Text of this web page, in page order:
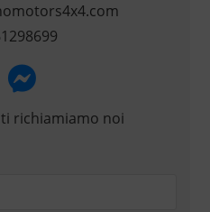
richiamiamo noi